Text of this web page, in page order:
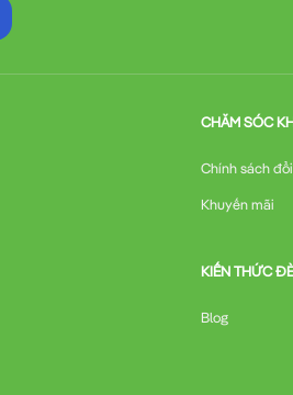
CHĂM SÓC
Chính sách
Khuyến mãi
KIẾN THỨC
Blog